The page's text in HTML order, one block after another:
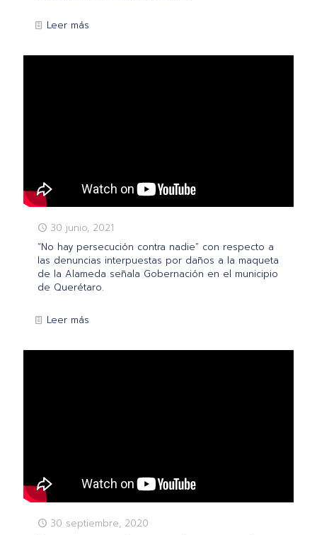
Leer más
30 junio, 2021
“No hay persecución contra nadie” con respecto a
las denuncias interpuestas por daños a la maqueta
de la Alameda señala Gobernación en el municipio
de Querétaro.
Leer más
30 septiembre, 2020